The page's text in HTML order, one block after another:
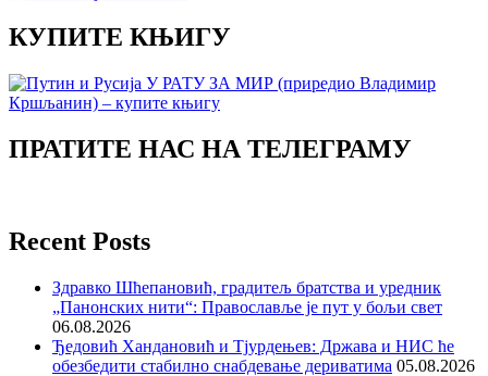
КУПИТЕ КЊИГУ
ПРАТИТЕ НАС НА ТЕЛЕГРАМУ
Recent Posts
Здравко Шћепановић, градитељ братства и уредник
„Панонских нити“: Православље је пут у бољи свет
06.08.2026
Ђедовић Хандановић и Тјурдењев: Држава и НИС ће
обезбедити стабилно снабдевање дериватима 05.08.2026